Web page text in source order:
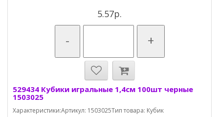
5.57р.
- +
529434 Кубики игральные 1,4см 100шт черные
1503025
Характеристики:Артикул: 1503025Тип товара: Кубик